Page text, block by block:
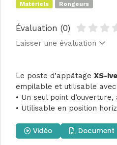
Matériels Rongeurs
Évaluation (0)
Laisser une évaluation
Le poste d’appâtage XS-
empilable et utilisable
• Un seul point
• Utilisable en position
Vidéo Document